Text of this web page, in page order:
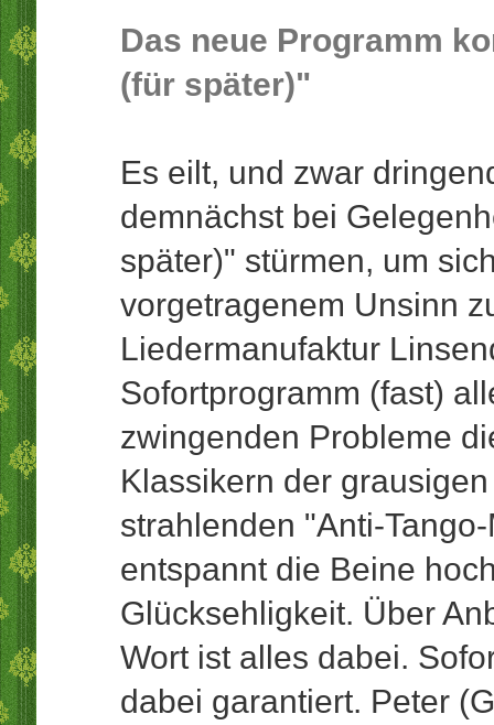
Das neue Programm
(für später)"
Es eilt, und zwar
demnächst bei
später)" stürmen, um
vorgetragenem Unsinn
Liedermanufaktur
Sofortprogramm (fast)
zwingenden Probleme
Klassikern der
strahlenden "Anti-
entspannt die Beine
Glücksehligkeit. Über
Wort ist alles dabei.
dabei garantiert. Peter